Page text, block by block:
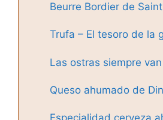
Beurre Bordier de
Trufa – El tesoro de la
Las ostras siempre van
Queso ahumado de